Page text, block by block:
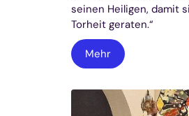
seinen Heiligen, damit
Torheit geraten.“
Mehr